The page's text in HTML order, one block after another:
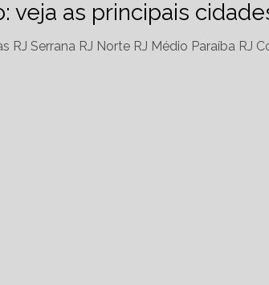
veja as principais
RJ Serrana RJ Norte RJ Médio Paraíba RJ